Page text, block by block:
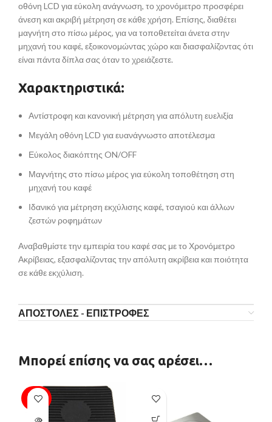
οθόνη LCD για εύκολη ανάγνωση, το χρονόμετρο προσφέρει
άνεση και ακριβή μέτρηση σε κάθε χρήση. Επίσης, διαθέτει
μαγνήτη στο πίσω μέρος, για να τοποθετείται άνετα στην
μηχανή του καφέ, εξοικονομώντας χώρο και διασφαλίζοντας ότι
είναι πάντα δίπλα σας όταν το χρειάζεστε.
Χαρακτηριστικά:
Αντίστροφη και κανονική μέτρηση για απόλυτη ευελιξία
Μεγάλη οθόνη LCD για ευανάγνωστο αποτέλεσμα
Εύκολος διακόπτης ON/OFF
Μαγνήτης στο πίσω μέρος για εύκολη τοποθέτηση στη
μηχανή του καφέ
Ιδανικό για μέτρηση εκχύλισης καφέ, τσαγιού και άλλων
ζεστών ροφημάτων
Αναβαθμίστε την εμπειρία του καφέ σας με το Χρονόμετρο
Ακρίβειας, εξασφαλίζοντας την απόλυτη ακρίβεια και ποιότητα
σε κάθε εκχύλιση.
ΑΠΟΣΤΟΛΕΣ - ΕΠΙΣΤΡΟΦΕΣ
Μπορεί επίσης να σας αρέσει…
SOLD
OUT